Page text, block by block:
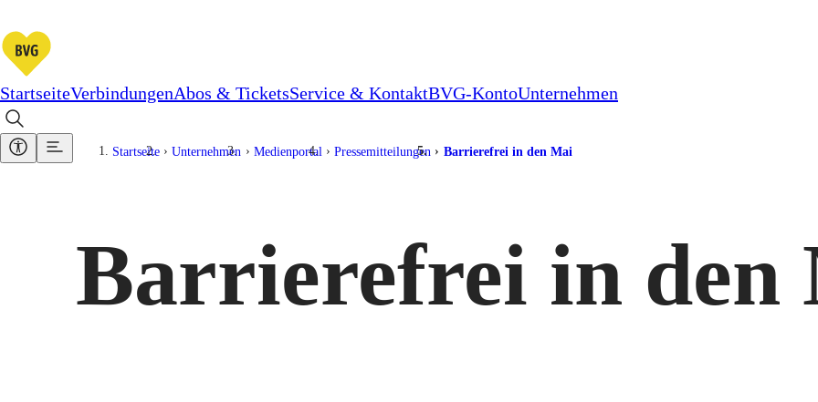
StartseiteVerbindungenAbos & TicketsService & KontaktBVG-KontoUnternehmen
Startseite Unternehmen Medienportal Pressemitteilungen Barrierefrei in den Mai
Barrierefrei in den